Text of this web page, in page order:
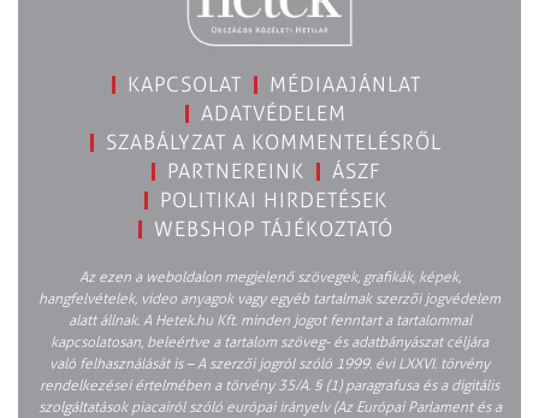
KAPCSOLAT
MÉDIAAJÁNLAT
ADATVÉDELEM
SZABÁLYZAT A KOMMENTELÉSRŐL
PARTNEREINK
ÁSZF
POLITIKAI HIRDETÉSEK
WEBSHOP TÁJÉKOZTATÓ
Az ezen a weboldalon megjelenő szövegek, grafikák, képek,
hangfelvételek, video anyagok vagy egyéb tartalmak szerzői jogvédelem
alatt állnak. A Hetek.hu Kft. minden jogot fenntart a tartalommal
kapcsolatosan, beleértve a tartalom szöveg- és adatbányászat céljára
való felhasználását is – A szerzői jogról szóló 1999. évi LXXVI. törvény
rendelkezései értelmében a törvény 35/A. § (1) paragrafusa és a digitális
szolgáltatások piacairól szóló európai irányelv (Az Európai Parlament és a